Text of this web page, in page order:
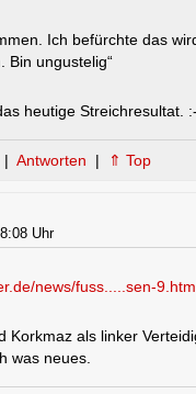
Ich befürchte das
ungustelig“
heutige Streichresultat.
| Antworten | ⇑ Top
Uhr
news/fuss.....sen-
Korkmaz als linker
was neues.